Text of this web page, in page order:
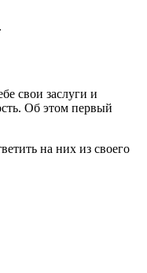
свои заслуги и
Об этом первый
на них из своего